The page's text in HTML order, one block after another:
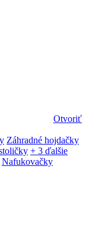
Otvoriť
Záhradné hojdačky
+ 3 ďalšie
Nafukovačky